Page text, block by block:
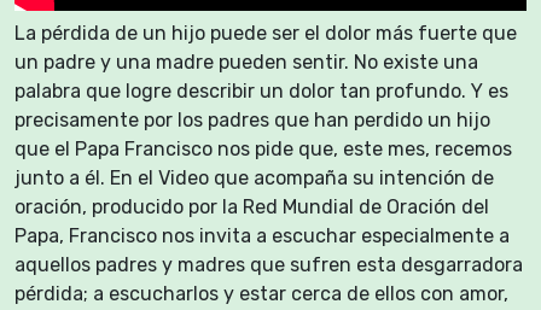
La pérdida de un hijo puede ser el dolor más fuerte que
un padre y una madre pueden sentir. No existe una
palabra que logre describir un dolor tan profundo. Y es
precisamente por los padres que han perdido un hijo
que el Papa Francisco nos pide que, este mes, recemos
junto a él. En el Video que acompaña su intención de
oración, producido por la Red Mundial de Oración del
Papa, Francisco nos invita a escuchar especialmente a
aquellos padres y madres que sufren esta desgarradora
pérdida; a escucharlos y estar cerca de ellos con amor,